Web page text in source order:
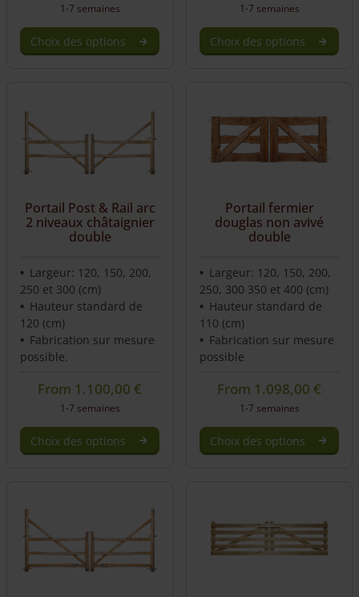
1-7 semaines
Choix des options
1-7 semaines
Choix des options
Portail Post & Rail arc
2 niveaux châtaignier
double
Largeur: 120, 150, 200,
250 et 300 (cm)
Hauteur standard de
120 (cm)
Fabrication sur mesure
possible.
From 1.100,00 €
1-7 semaines
Choix des options
Portail fermier
douglas non avivé
double
Largeur: 120, 150, 200,
250, 300 350 et 400 (cm)
Hauteur standard de
110 (cm)
Fabrication sur mesure
possible
From 1.098,00 €
1-7 semaines
Choix des options